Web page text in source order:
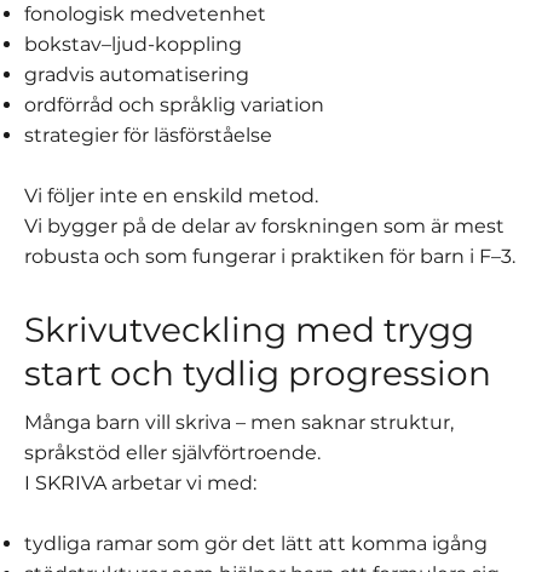
fonologisk medvetenhet
bokstav–ljud-koppling
gradvis automatisering
ordförråd och språklig variation
strategier för läsförståelse
Vi följer inte en enskild metod.
Vi bygger på de delar av forskningen som är mest
robusta och som fungerar i praktiken för barn i F–3.
Skrivutveckling med trygg
start och tydlig progression
Många barn vill skriva – men saknar struktur,
språkstöd eller självförtroende.
I SKRIVA arbetar vi med:
tydliga ramar som gör det lätt att komma igång